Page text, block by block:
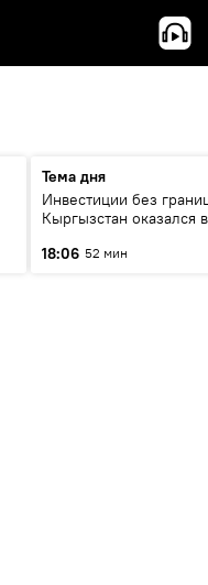
Тема дня
Инвестиции без
Кыргызстан оказался
18:06 52 мин